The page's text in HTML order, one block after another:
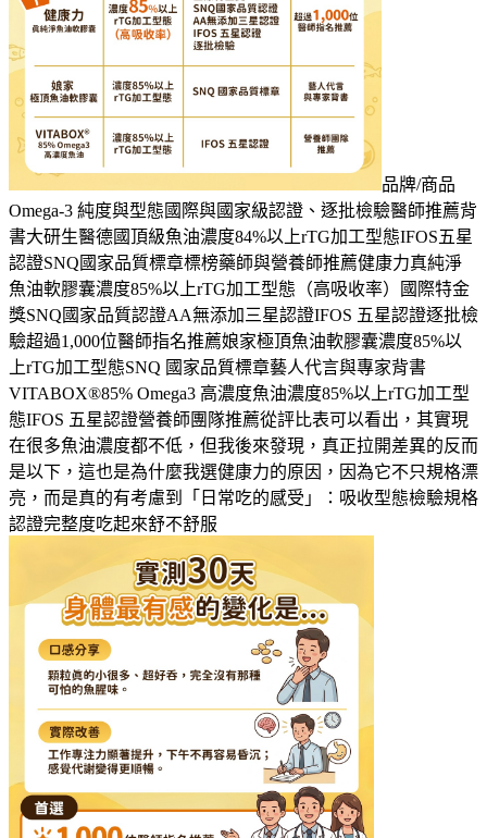
品牌/商品
Omega-3 純度與型態國際與國家級認證、逐批檢驗醫師推薦背
書大研生醫德國頂級魚油濃度84%以上rTG加工型態IFOS五星
認證SNQ國家品質標章標榜藥師與營養師推薦健康力真純淨
魚油軟膠囊濃度85%以上rTG加工型態（高吸收率）國際特金
獎SNQ國家品質認證AA無添加三星認證IFOS 五星認證逐批檢
驗超過1,000位醫師指名推薦娘家極頂魚油軟膠囊濃度85%以
上rTG加工型態SNQ 國家品質標章藝人代言與專家背書
VITABOX®85% Omega3 高濃度魚油濃度85%以上rTG加工型
態IFOS 五星認證營養師團隊推薦從評比表可以看出，其實現
在很多魚油濃度都不低，但我後來發現，真正拉開差異的反而
是以下，這也是為什麼我選健康力的原因，因為它不只規格漂
亮，而是真的有考慮到「日常吃的感受」：吸收型態檢驗規格
認證完整度吃起來舒不舒服